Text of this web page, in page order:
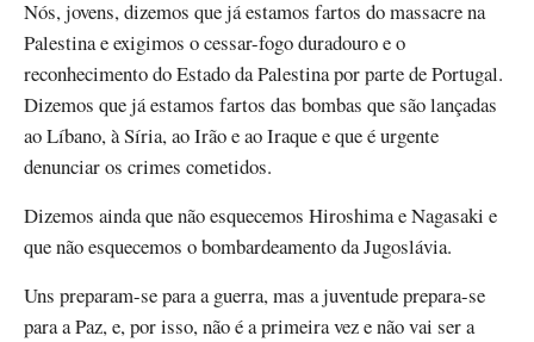
Nós, jovens, dizemos que já estamos fartos do massacre na
Palestina e exigimos o cessar-fogo duradouro e o
reconhecimento do Estado da Palestina por parte de Portugal.
Dizemos que já estamos fartos das bombas que são lançadas
ao Líbano, à Síria, ao Irão e ao Iraque e que é urgente
denunciar os crimes cometidos.
Dizemos ainda que não esquecemos Hiroshima e Nagasaki e
que não esquecemos o bombardeamento da Jugoslávia.
Uns preparam-se para a guerra, mas a juventude prepara-se
para a Paz, e, por isso, não é a primeira vez e não vai ser a